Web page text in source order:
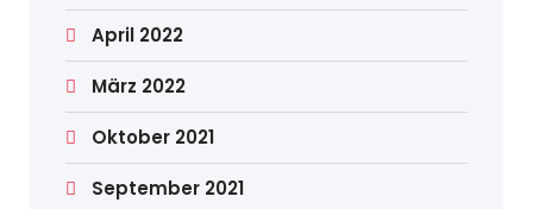
April 2022
März 2022
Oktober 2021
September 2021